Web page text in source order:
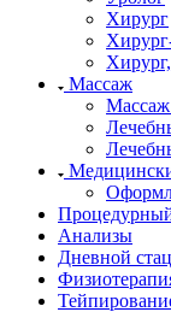
Хирург
Массаж
Массаж
Анализы
Дневной